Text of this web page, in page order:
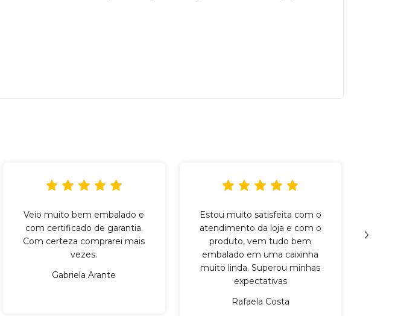
Veio muito bem embalado e
com certificado de garantia.
Com certeza comprarei mais
vezes.
Gabriela Arante
Estou muito satisfeita com o
atendimento da loja e com o
produto, vem tudo bem
embalado em uma caixinha
muito linda. Superou minhas
expectativas
Rafaela Costa